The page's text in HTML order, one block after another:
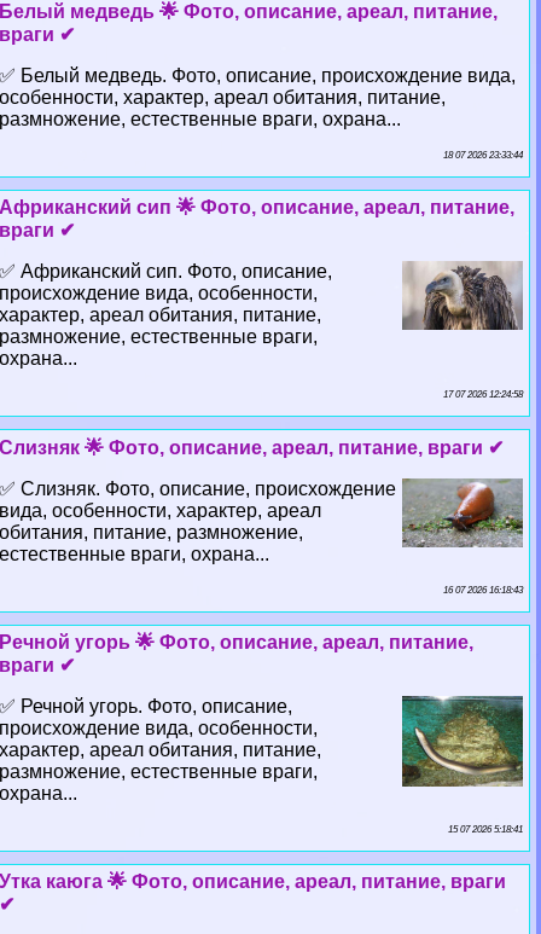
Белый медведь 🌟 Фото, описание, ареал, питание,
враги ✔
✅ Белый медведь. Фото, описание, происхождение вида,
особенности, хаpaктер, ареал обитания, питание,
размножение, естественные враги, охрана...
18 07 2026 23:33:44
Африканский сип 🌟 Фото, описание, ареал, питание,
враги ✔
✅ Африканский сип. Фото, описание,
происхождение вида, особенности,
хаpaктер, ареал обитания, питание,
размножение, естественные враги,
охрана...
17 07 2026 12:24:58
Слизняк 🌟 Фото, описание, ареал, питание, враги ✔
✅ Слизняк. Фото, описание, происхождение
вида, особенности, хаpaктер, ареал
обитания, питание, размножение,
естественные враги, охрана...
16 07 2026 16:18:43
Речной угорь 🌟 Фото, описание, ареал, питание,
враги ✔
✅ Речной угорь. Фото, описание,
происхождение вида, особенности,
хаpaктер, ареал обитания, питание,
размножение, естественные враги,
охрана...
15 07 2026 5:18:41
Утка каюга 🌟 Фото, описание, ареал, питание, враги
✔